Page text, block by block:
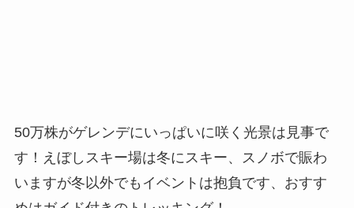
50万株がゲレンデにいっぱいに咲く光景は見事で
す！えぼしスキー場は冬にスキー、スノボで賑わ
いますが冬以外でもイベントは抱負です、おすす